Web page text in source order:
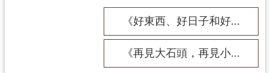
《好東西、好日子和好...
《再見大石頭，再見小...